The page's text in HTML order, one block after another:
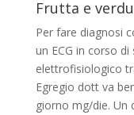
Frutta e
Per fare diagnosi
un ECG in corso
elettrofisiologico
Egregio dott va
giorno mg/die. Un